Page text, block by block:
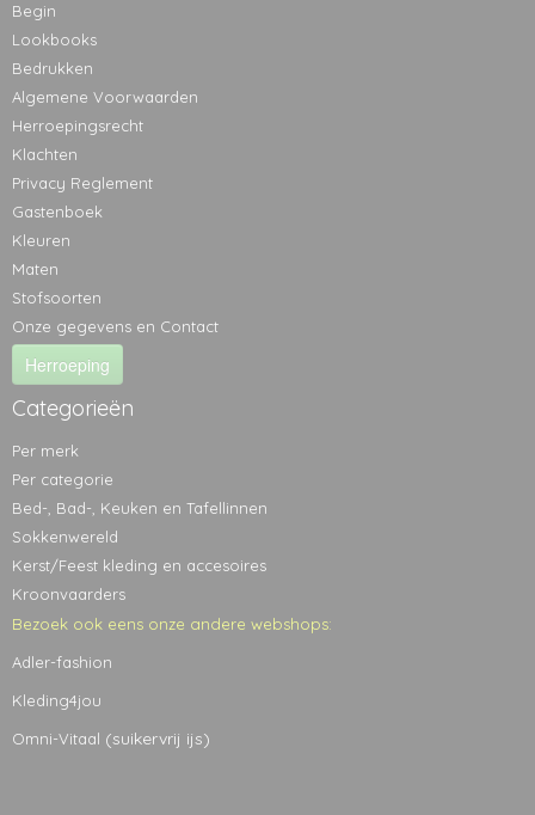
Begin
Lookbooks
Bedrukken
Algemene Voorwaarden
Herroepingsrecht
Klachten
Privacy Reglement
Gastenboek
Kleuren
Maten
Stofsoorten
Onze gegevens en Contact
Herroeping
Categorieën
Per merk
Per categorie
Bed-, Bad-, Keuken en Tafellinnen
Sokkenwereld
Kerst/Feest kleding en accesoires
Kroonvaarders
Bezoek ook eens onze andere webshops:
Adler-fashion
Kleding4jou
Omni-Vitaal (suikervrij ijs)